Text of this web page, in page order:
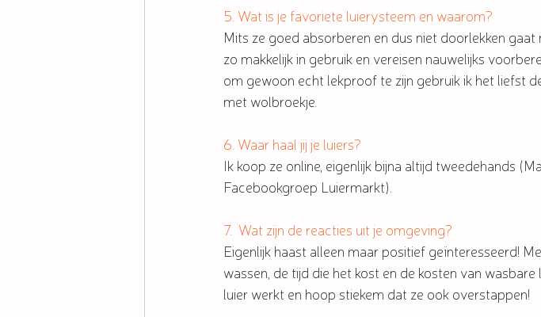
5. Wat is je favoriete luierysteem en waarom?
Mits ze goed absorberen en dus niet doorlekken gaat
zo makkelijk in gebruik en vereisen nauwelijks
om gewoon echt lekproof te zijn gebruik ik het liefst
met wolbroekje.
6. Waar haal jij je luiers?
Ik koop ze online, eigenlijk bijna altijd tweedehands
Facebookgroep Luiermarkt).
7.  Wat zijn de reacties uit je omgeving?
Eigenlijk haast alleen maar positief geïnteresseerd!
wassen, de tijd die het kost en de kosten van
luier werkt en hoop stiekem dat ze ook overstappen!